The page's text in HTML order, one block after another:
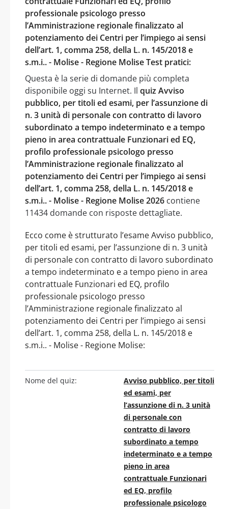
professionale psicologo presso
l’Amministrazione regionale finalizzato al
potenziamento dei Centri per l’impiego ai sensi
dell’art. 1, comma 258, della L. n. 145/2018 e
s.m.i.. - Molise - Regione Molise Test pratici:
Questa è la serie di domande più completa
disponibile oggi su Internet. Il quiz Avviso
pubblico, per titoli ed esami, per l’assunzione di
n. 3 unità di personale con contratto di lavoro
subordinato a tempo indeterminato e a tempo
pieno in area contrattuale Funzionari ed EQ,
profilo professionale psicologo presso
l’Amministrazione regionale finalizzato al
potenziamento dei Centri per l’impiego ai sensi
dell’art. 1, comma 258, della L. n. 145/2018 e
s.m.i.. - Molise - Regione Molise 2026 contiene
11434 domande con risposte dettagliate.
Ecco come è strutturato l’esame Avviso pubblico,
per titoli ed esami, per l’assunzione di n. 3 unità
di personale con contratto di lavoro subordinato
a tempo indeterminato e a tempo pieno in area
contrattuale Funzionari ed EQ, profilo
professionale psicologo presso
l’Amministrazione regionale finalizzato al
potenziamento dei Centri per l’impiego ai sensi
dell’art. 1, comma 258, della L. n. 145/2018 e
s.m.i.. - Molise - Regione Molise:
Nome del quiz:
Avviso pubblico, per titoli
ed esami, per
l’assunzione di n. 3 unità
di personale con
contratto di lavoro
subordinato a tempo
indeterminato e a tempo
pieno in area
contrattuale Funzionari
ed EQ, profilo
professionale psicologo